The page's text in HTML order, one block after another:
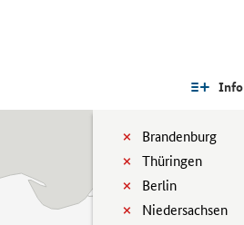
Info
Brandenburg
Thüringen
Berlin
Niedersachsen